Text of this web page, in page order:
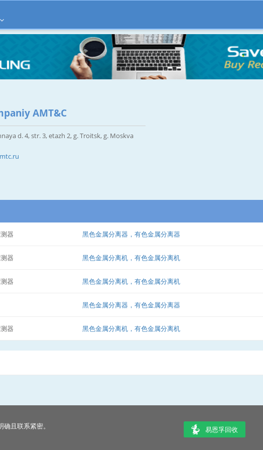
AMT&C
d. 4, str. 3, etazh 2, g. Troitsk, g. Moskva
器 黑色金属分离器，有色金属分离器
器 黑色金属分离机，有色金属分离机
器 黑色金属分离机，有色金属分离机
黑色金属分离器，有色金属分离器
器 黑色金属分离机，有色金属分离机
且联系紧密。 易恩孚回收